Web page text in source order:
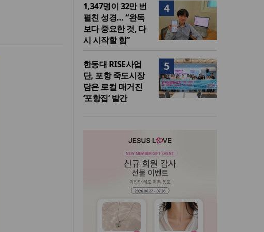
4
1,347명이 32만 번
펼친 성경… “완독
보다 중요한 것, 다
시 시작할 힘”
5
한동대 RISE사업
단, 포항 죽도시장
담은 로컬 매거진
‘포항집’ 발간